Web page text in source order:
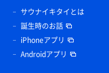
サウナイキタイとは
誕生時のお話
iPhoneアプリ
Androidアプリ